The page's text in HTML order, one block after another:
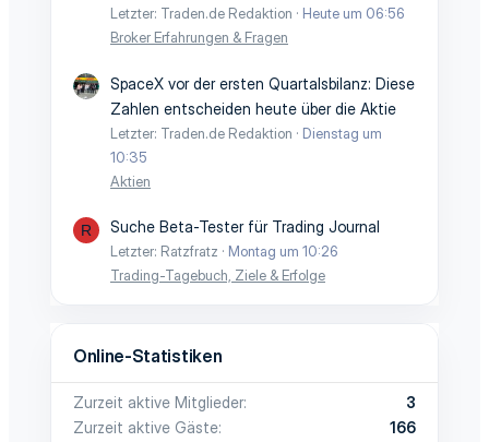
Letzter: Traden.de Redaktion
Heute um 06:56
Broker Erfahrungen & Fragen
SpaceX vor der ersten Quartalsbilanz: Diese
Zahlen entscheiden heute über die Aktie
Letzter: Traden.de Redaktion
Dienstag um
10:35
Aktien
R Suche Beta-Tester für Trading Journal
Letzter: Ratzfratz
Montag um 10:26
Trading-Tagebuch, Ziele & Erfolge
Online-Statistiken
Zurzeit aktive Mitglieder
3
Zurzeit aktive Gäste
166